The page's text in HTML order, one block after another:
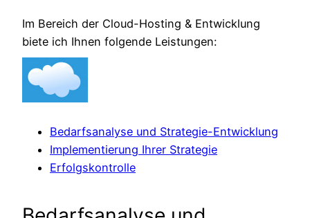
Im Bereich der Cloud-Hosting & Entwicklung
biete ich Ihnen folgende Leistungen:
Bedarfsanalyse und Strategie-Entwicklung
Implementierung Ihrer Strategie
Erfolgskontrolle